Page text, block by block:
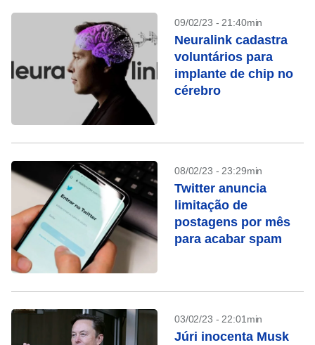
09/02/23 - 21:40min
Neuralink cadastra
voluntários para
implante de chip no
cérebro
08/02/23 - 23:29min
Twitter anuncia
limitação de
postagens por mês
para acabar spam
03/02/23 - 22:01min
Júri inocenta Musk